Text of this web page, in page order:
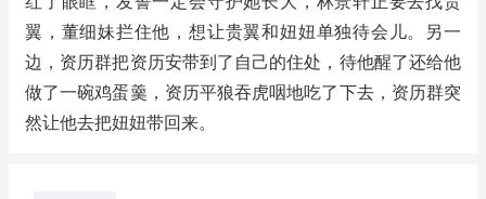
翼，董细妹拦住他，想让贵翼和妞妞单独待会儿。另一
边，资历群把资历安带到了自己的住处，待他醒了还给他
做了一碗鸡蛋羹，资历平狼吞虎咽地吃了下去，资历群突
然让他去把妞妞带回来。